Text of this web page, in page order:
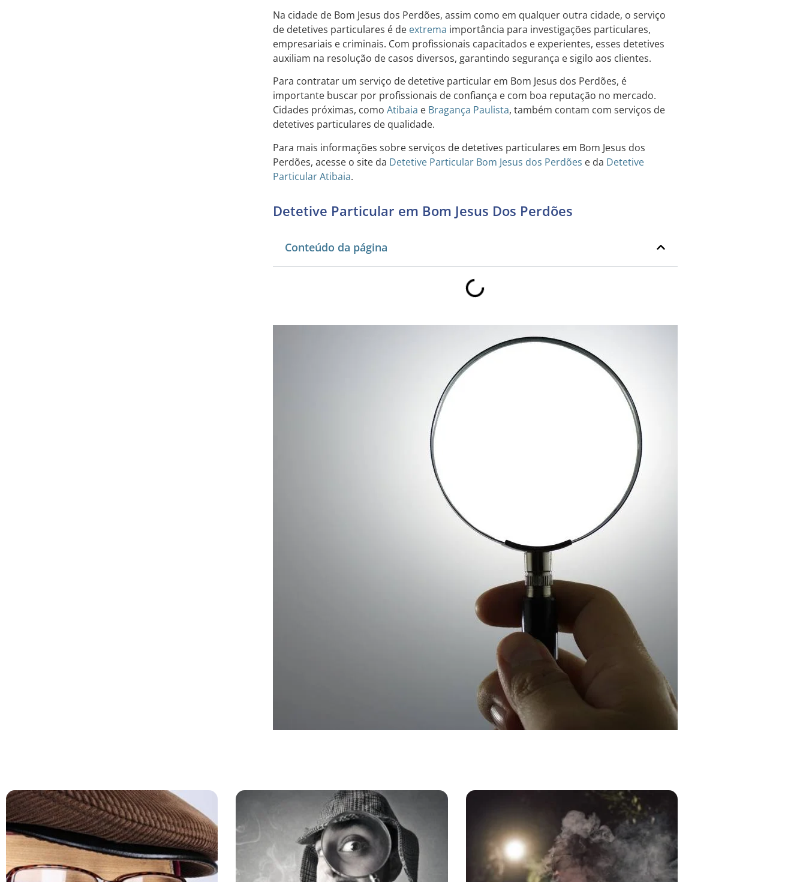
Na cidade de Bom Jesus dos Perdões, assim como em qualquer outra cidade, o serviço
de detetives particulares é de extrema importância para investigações particulares,
empresariais e criminais. Com profissionais capacitados e experientes, esses detetives
auxiliam na resolução de casos diversos, garantindo segurança e sigilo aos clientes.
Para contratar um serviço de detetive particular em Bom Jesus dos Perdões, é
importante buscar por profissionais de confiança e com boa reputação no mercado.
Cidades próximas, como Atibaia e Bragança Paulista, também contam com serviços de
detetives particulares de qualidade.
Para mais informações sobre serviços de detetives particulares em Bom Jesus dos
Perdões, acesse o site da Detetive Particular Bom Jesus dos Perdões e da Detetive
Particular Atibaia.
Detetive Particular em Bom Jesus Dos Perdões
Conteúdo da página